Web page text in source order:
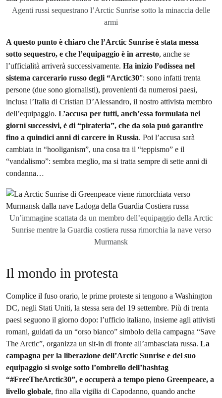
Agenti russi sequestrano l’Arctic Sunrise sotto la minaccia delle
armi
A questo punto è chiaro che l’Arctic Sunrise è stata messa
sotto sequestro, e che l’equipaggio è in arresto, anche se
l’ufficialità arriverà successivamente. Ha inizio l’odissea nel
sistema carcerario russo degli “Arctic30”: sono infatti trenta
persone (due sono giornalisti), provenienti da numerosi paesi,
inclusa l’Italia di Cristian D’Alessandro, il nostro attivista membro
dell’equipaggio. L’accusa per tutti, anch’essa formulata nei
giorni successivi, è di “pirateria”, che da sola può garantire
fino a quindici anni di carcere in Russia. Poi l’accusa sarà
cambiata in “hooliganism”, una cosa tra il “teppismo” e il
“vandalismo”: sembra meglio, ma si tratta sempre di sette anni di
condanna…
Un’immagine scattata da un membro dell’equipaggio della Arctic
Sunrise mentre la Guardia costiera russa rimorchia la nave verso
Murmansk
Il mondo in protesta
Complice il fuso orario, le prime proteste si tengono a Washington
DC, negli Stati Uniti, la stessa sera del 19 settembre. Più di trenta
paesi seguono il giorno dopo: l’ufficio italiano, insieme agli attivisti
romani, guidati da un “orso bianco” simbolo della campagna “Save
The Arctic”, organizza un sit-in di fronte all’ambasciata russa. La
campagna per la liberazione dell’Arctic Sunrise e del suo
equipaggio si svolge sotto l’ombrello dell’hashtag
“#FreeTheArctic30”, e occuperà a tempo pieno Greenpeace, a
livello globale, fino alla vigilia di Capodanno, quando anche